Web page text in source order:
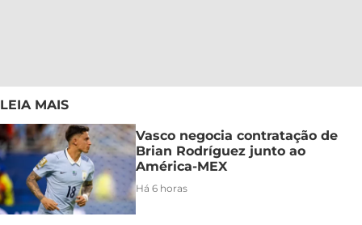
LEIA MAIS
Vasco negocia contratação de
Brian Rodríguez junto ao
América-MEX
Há 6 horas